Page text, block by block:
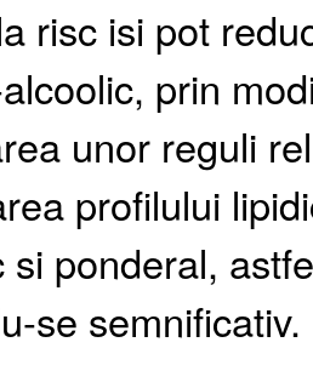
risc isi pot
prin
unor reguli
profilului
si ponderal,
se semnificativ.